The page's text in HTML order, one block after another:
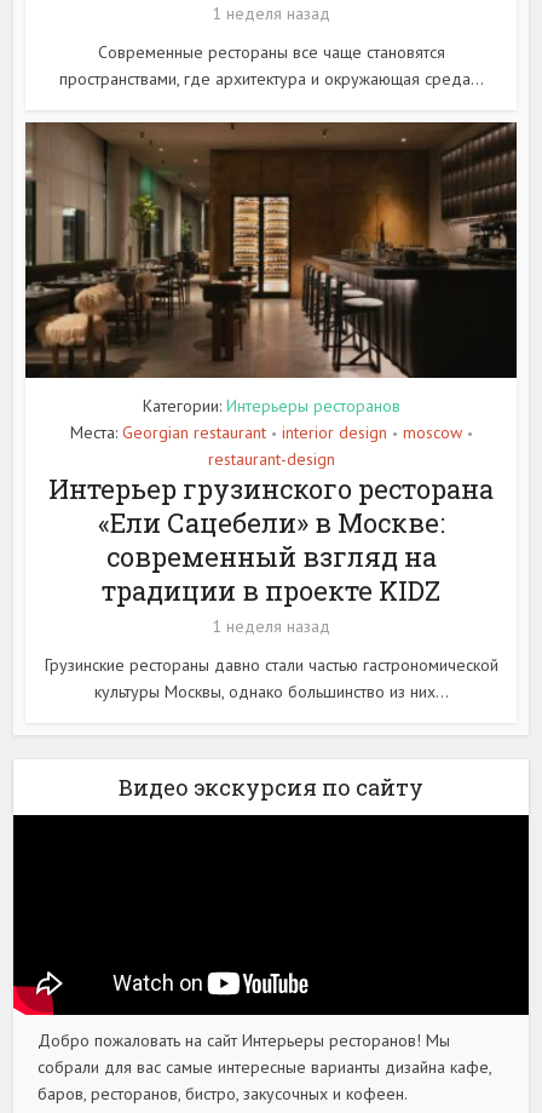
1 неделя назад
Современные рестораны все чаще становятся
пространствами, где архитектура и окружающая среда...
Категории: Интерьеры ресторанов
Места: Georgian restaurant • interior design • moscow •
restaurant-design
Интерьер грузинского ресторана
«Ели Сацебели» в Москве:
современный взгляд на
традиции в проекте KIDZ
1 неделя назад
Грузинские рестораны давно стали частью гастрономической
культуры Москвы, однако большинство из них...
Видео экскурсия по сайту
Добро пожаловать на сайт Интерьеры ресторанов! Мы
собрали для вас самые интересные варианты дизайна кафе,
баров, ресторанов, бистро, закусочных и кофеен.